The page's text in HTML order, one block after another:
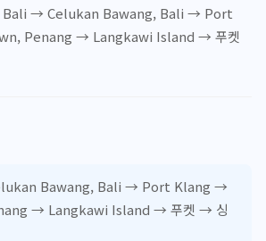
Bali → Celukan Bawang, Bali → Port
Penang → Langkawi Island → 푸켓
Bawang, Bali → Port Klang →
→ Langkawi Island → 푸켓 → 싱